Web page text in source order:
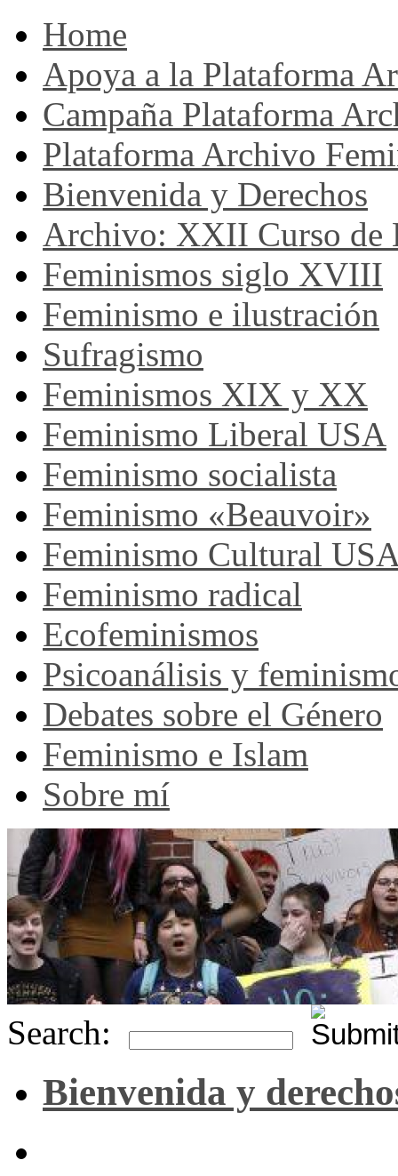
Home
Apoya a la Plataforma
Campaña Plataforma
Plataforma Archivo
Bienvenida y Derechos
Archivo: XXII Curso de
Feminismos siglo XVIII
Feminismo e ilustración
Sufragismo
Feminismos XIX y XX
Feminismo Liberal USA
Feminismo socialista
Feminismo «Beauvoir»
Feminismo Cultural
Feminismo radical
Ecofeminismos
Psicoanálisis y
Debates sobre el Género
Feminismo e Islam
Sobre mí
Search:
Bienvenida y